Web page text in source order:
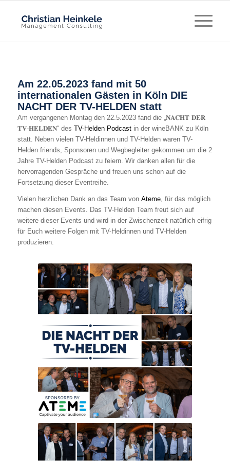
Am 22.05.2023 fand mit 50
internationalen Gästen in Köln DIE
NACHT DER TV-HELDEN statt
Am vergangenen Montag den 22.5.2023 fand die „𝐍𝐀𝐂𝐇𝐓 𝐃𝐄𝐑
𝐓𝐕-𝐇𝐄𝐋𝐃𝐄𝐍“ des TV-Helden Podcastin der wineBANK zu Köln
statt. Neben vielen TV-Heldinnen und TV-Helden waren TV-
Helden friends, Sponsoren und Wegbegleiter gekommen um die 2
Jahre TV-Helden Podcast zu feiern. Wir danken allen für die
hervorragenden Gespräche und freuen uns schon auf die
Fortsetzung dieser Eventreihe.
Vielen herzlichen Dank an das Team von Ateme, für das möglich
machen diesen Events. Das TV-Helden Team freut sich auf
weitere dieser Events und wird in der Zwischenzeit natürlich eifrig
für Euch weitere Folgen mit TV-Heldinnen und TV-Helden
produzieren.